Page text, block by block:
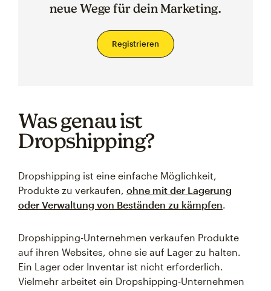
neue Wege für dein Marketing.
Registrieren
Was genau ist
Dropshipping?
Dropshipping ist eine einfache Möglichkeit,
Produkte zu verkaufen, ohne mit der Lagerung
oder Verwaltung von Beständen zu kämpfen.
Dropshipping-Unternehmen verkaufen Produkte
auf ihren Websites, ohne sie auf Lager zu halten.
Ein Lager oder Inventar ist nicht erforderlich.
Vielmehr arbeitet ein Dropshipping-Unternehmen